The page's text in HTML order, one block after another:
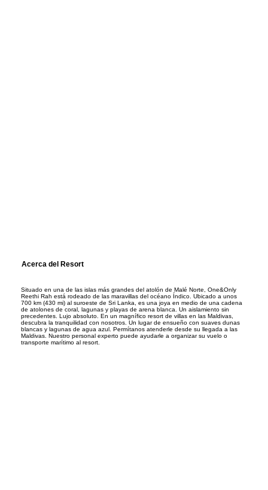
Acerca del Resort
Situado en una de las islas más grandes del atolón de Malé Norte, One&Only
Reethi Rah está rodeado de las maravillas del océano Índico. Ubicado a unos
700 km (430 mi) al suroeste de Sri Lanka, es una joya en medio de una cadena
de atolones de coral, lagunas y playas de arena blanca. Un aislamiento sin
precedentes. Lujo absoluto. En un magnífico resort de villas en las Maldivas,
descubra la tranquilidad con nosotros. Un lugar de ensueño con suaves dunas
blancas y lagunas de agua azul. Permítanos atenderle desde su llegada a las
Maldivas. Nuestro personal experto puede ayudarle a organizar su vuelo o
transporte marítimo al resort.